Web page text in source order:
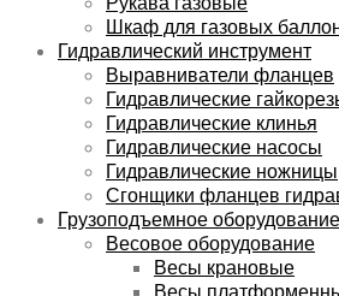
Шкаф для газовых
Гидравлический инструмент
Выравниватели фланцев
Гидравлические
Гидравлические клинья
Гидравлические насосы
Гидравлические ножницы
Сгонщики фланцев
Грузоподъемное оборудование
Весовое оборудование
Весы крановые
Весы